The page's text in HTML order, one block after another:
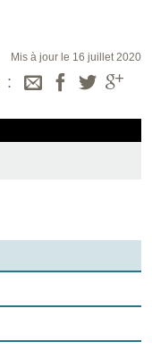
Mis à jour le 16 juillet 2020